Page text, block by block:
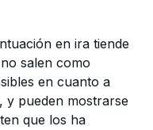
en ira tiende
salen como
en cuanto a
y pueden mostrarse
que los ha